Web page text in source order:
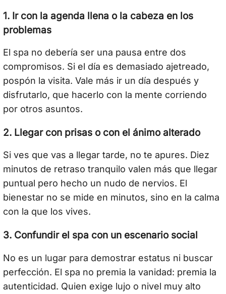
1. Ir con la agenda llena o la cabeza en los
problemas
El spa no debería ser una pausa entre dos
compromisos. Si el día es demasiado ajetreado,
pospón la visita. Vale más ir un día después y
disfrutarlo, que hacerlo con la mente corriendo
por otros asuntos.
2. Llegar con prisas o con el ánimo alterado
Si ves que vas a llegar tarde, no te apures. Diez
minutos de retraso tranquilo valen más que llegar
puntual pero hecho un nudo de nervios. El
bienestar no se mide en minutos, sino en la calma
con la que los vives.
3. Confundir el spa con un escenario social
No es un lugar para demostrar estatus ni buscar
perfección. El spa no premia la vanidad: premia la
autenticidad. Quien exige lujo o nivel muy alto